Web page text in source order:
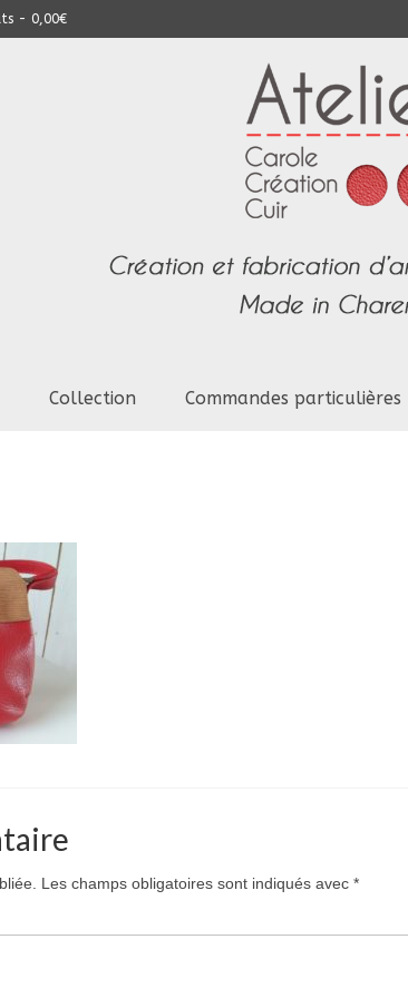
- 0,00€
Collection Commandes particulières
Les champs obligatoires sont indiqués avec *